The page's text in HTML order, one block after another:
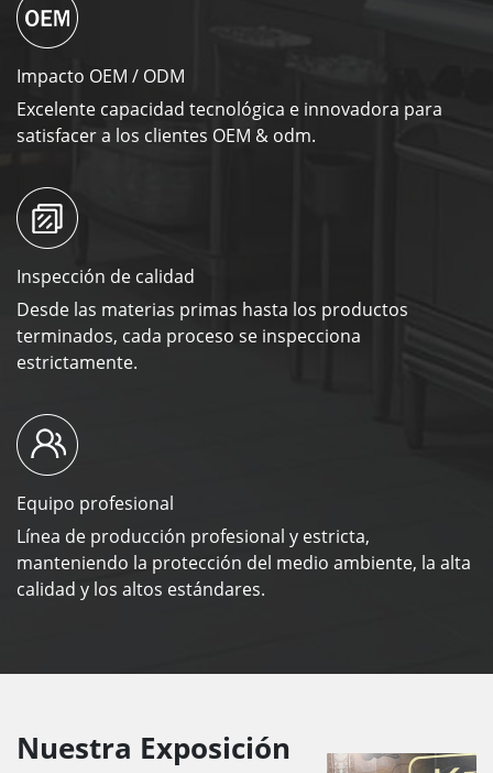
Impacto OEM / ODM
Excelente capacidad tecnológica e innovadora para
satisfacer a los clientes OEM & odm.
Inspección de calidad
Desde las materias primas hasta los productos
terminados, cada proceso se inspecciona
estrictamente.
Equipo profesional
Línea de producción profesional y estricta,
manteniendo la protección del medio ambiente, la alta
calidad y los altos estándares.
Nuestra Exposición